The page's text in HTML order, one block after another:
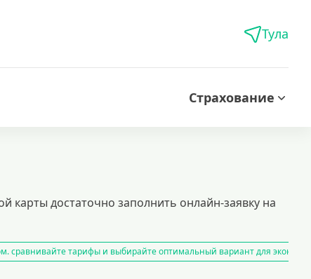
Тула
Страхование
карты достаточно заполнить онлайн-заявку на
сравнивайте тарифы и выбирайте оптимальный вариант для